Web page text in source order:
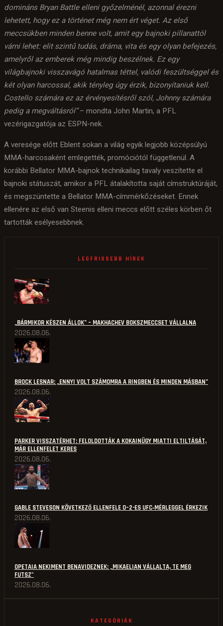
domináns Bryan Battle elleni győzelménél, azonnal érezni
lehetett, hogy ez a történet még nem ért véget. Az első
meccsükben minden benne volt, amit egy bajnoki pillanattól
várni lehet: elit szintű tudás, dráma, vita és egy olyan befejezés,
amelyről az emberek még mindig beszélnek. Ez egy
világbajnoki visszavágó hatalmas téttel, valódi feszültséggel és
két olyan harcossal, akik tényleg úgy érzik, bizonyítaniuk kell.
Costello számára ez az érvényesítésről szól, Johnny számára
pedig a megváltásról”– mondta John Martin, a PFL
vezérigazgatója az ESPN-nek.
A veresége előtt Eblent sokan a világ egyik legjobb középsúlyú
MMA-harcosaként emlegették, promóciótól függetlenül. A
korábbi Bellator MMA-bajnok technikailag tavaly veszítette el
bajnoki státuszát, amikor a PFL átalakította saját címstruktúráját,
és megszüntette a Bellator MMA-címmérkőzéseket. Ennek
ellenére az első van Steenis elleni meccs előtt széles körben őt
tartották esélyesebbnek.
LEGFRISSEBB HÍREK
„BÁRMIKOR KÉSZEN ÁLLOK” – MAKHACHEV BOKSZMECCSET VÁLLALNA
2026.08.06.
BROCK LESNAR: „ENNYI VOLT SZÁMOMRA A RINGBEN ÉS MINDEN MÁSBAN”
2026.08.06.
PARKER VISSZATÉRHET: FELOLDOTTÁK A KOKAINÜGY MIATTI ELTILTÁSÁT,
MÁR ELLENFELET KERES
2026.08.06.
GABLE STEVESON KÖVETKEZŐ ELLENFELE 0–2-ES UFC‑MÉRLEGGEL ÉRKEZIK
2026.08.06.
OPETAIA NEKIMENT BENAVIDEZNEK: „MIKAELIAN VÁLLALTA, TE MEG
FUTSZ"
2026.08.06.
KATEGÓRIÁK